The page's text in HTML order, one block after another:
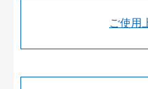
ご使用